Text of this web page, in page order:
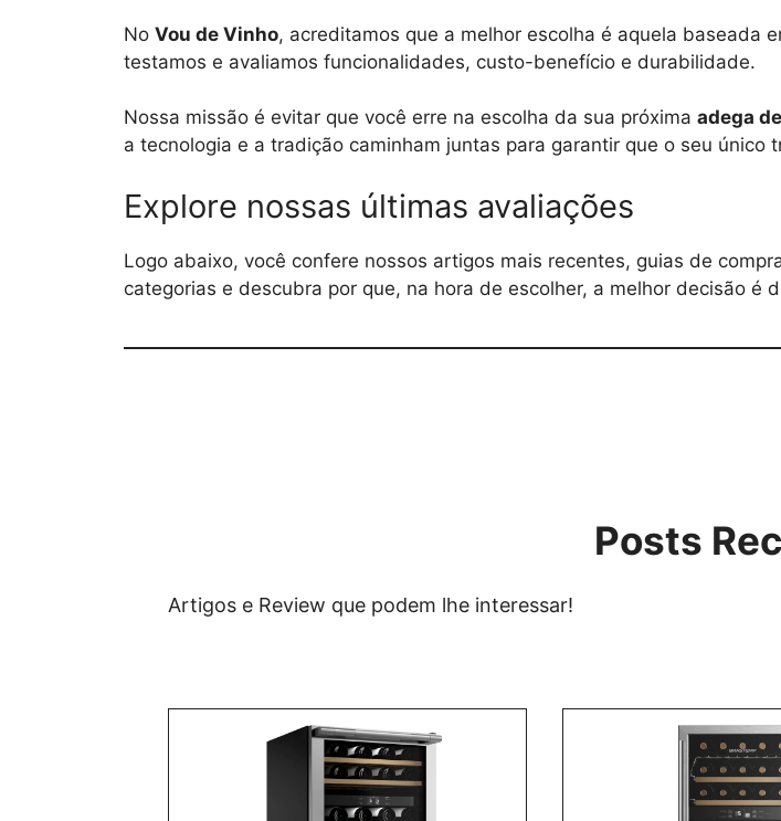
No Vou de Vinho, acreditamos que a melhor escolha é aquela baseada
testamos e avaliamos funcionalidades, custo-benefício e durabilidade.
Nossa missão é evitar que você erre na escolha da sua próxima adega
a tecnologia e a tradição caminham juntas para garantir que o seu único
Explore nossas últimas avaliações
Logo abaixo, você confere nossos artigos mais recentes, guias de
categorias e descubra por que, na hora de escolher, a melhor decisão é
Posts
Artigos e Review que podem lhe interessar!